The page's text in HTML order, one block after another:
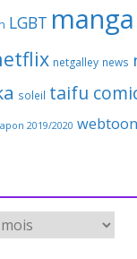
LGBT manga
netgalley news
soleil taifu
2019/2020 webtoon